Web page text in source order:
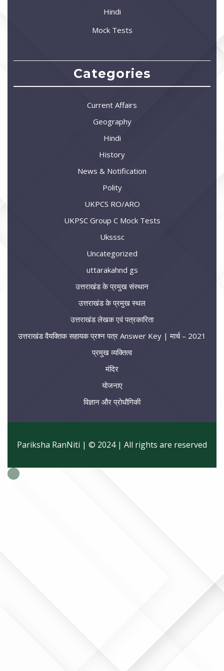
Hindi
Mock Tests
Categories
Current Affairs
Geography
Hindi
History
News & Notification
Polity
UKPCS RO/ARO
UKPSC Group C Mock Tests
Uksssc
Uncategorized
uttarakahnd gs
उत्तराखंड के प्रमुख संस्थान
उत्तराखंड के प्रमुख स्थल
उत्तराखंड लेखक एवं पत्रकारिता
उत्तराखंड वैयक्तिक सहायक प्रश्न पत्र Answer Key | मार्च – 2021
प्रमुख व्यक्तित्व
मंदिर
योजनाए
विज्ञान और प्रोधौगिकी
Pariksha RanNiti | © 2024 | All rights are reserved